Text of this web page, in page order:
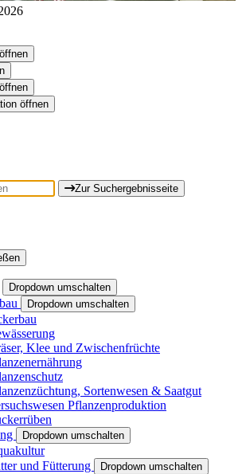
öffnen
Zur Suchergebnisseite
Dropdown umschalten
Dropdown umschalten
Klee und Zwischenfrüchte
Sortenwesen & Saatgut
Pflanzenproduktion
Dropdown umschalten
und Fütterung
Dropdown umschalten